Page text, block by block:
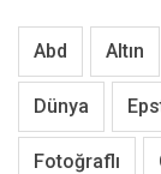
Abd Altın
Dünya
Fotoğraflı